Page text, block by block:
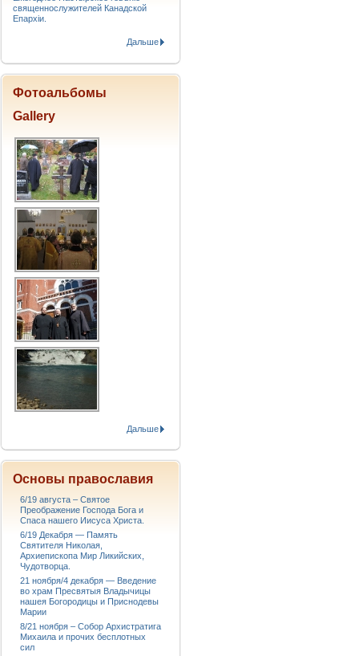
священнослужителей Канадской
Епархіи.
Дальше
Фотоальбомы
Gallery
Дальше
Основы православия
6/19 августа – Святое
Преображение Господа Бога и
Спаса нашего Иисуса Христа.
6/19 Декабря — Память
Святителя Николая,
Архиепископа Мир Ликийских,
Чудотворца.
21 ноября/4 декабря — Введение
во храм Пресвятыя Владычицы
нашея Богородицы и Приснодевы
Марии
8/21 ноября – Собор Архистратига
Михаила и прочих бесплотных
сил